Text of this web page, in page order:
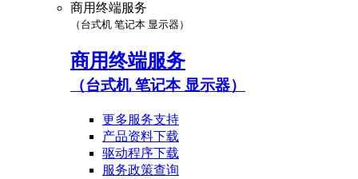
商用终端服务
（台式机 笔记本 显示器）
商用终端服务
（台式机 笔记本 显示器）
更多服务支持
产品资料下载
驱动程序下载
服务政策查询